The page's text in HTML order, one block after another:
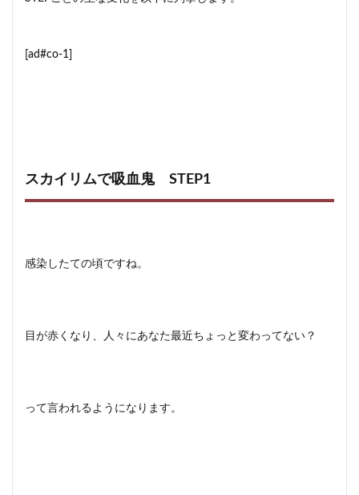
[ad#co-1]
スカイリムで吸血鬼 STEP1
感染したての頃ですね。
目が赤くなり、人々にあなた最近ちょっと変わってない？
って言われるようになります。